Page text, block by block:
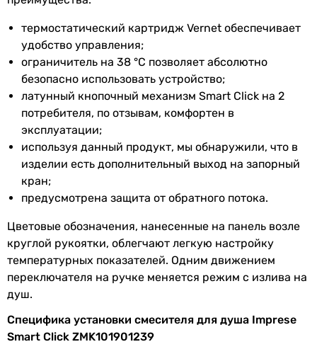
глянцевая
глянцевая
Монтаж
скрытый, настенный
скрытый, настенный
скрытый, настенный
скрытый, настенный
скрытый, настенный
скрытый, настенный
настенный
настенный
настенный
настенный, скрытый
Управление
нажимной, одновентильный, термостат
нажимной, одновентильный, термостат
термостат
термостат
производителем.
термостатический картридж Vernet обеспечивает
удобство управления;
ограничитель на 38 °С позволяет абсолютно
безопасно использовать устройство;
латунный кнопочный механизм Smart Click на 2
потребителя, по отзывам, комфортен в
эксплуатации;
используя данный продукт, мы обнаружили, что в
изделии есть дополнительный выход на запорный
кран;
предусмотрена защита от обратного потока.
Цветовые обозначения, нанесенные на панель возле
круглой рукоятки, облегчают легкую настройку
температурных показателей. Одним движением
переключателя на ручке меняется режим с излива на
душ.
Специфика установки смесителя для душа Imprese
Smart Click ZMK101901239